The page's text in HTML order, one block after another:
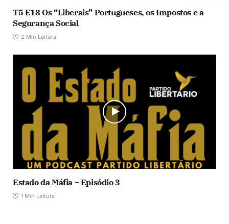
T5 E18 Os “Liberais” Portugueses, os Impostos e a
Segurança Social
2 Min Leitura
Estado da Máfia – Episódio 3
1 Min Leitura